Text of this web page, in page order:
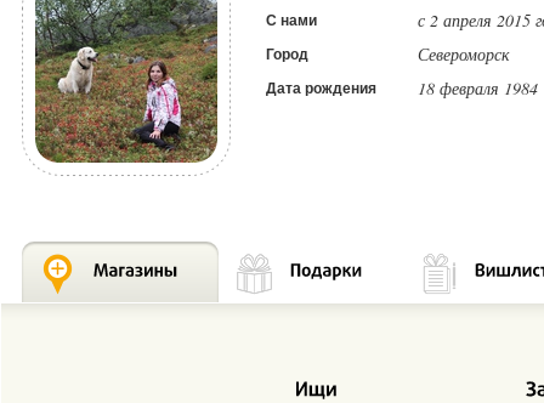
С нами с 2 апреля 2015
Город Североморск
Дата рождения 18 февраля 1984